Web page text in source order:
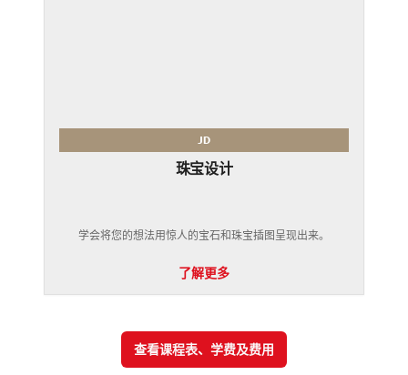
JD
珠宝设计
学会将您的想法用惊人的宝石和珠宝插图呈现出来。
了解更多
查看课程表、学费及费用